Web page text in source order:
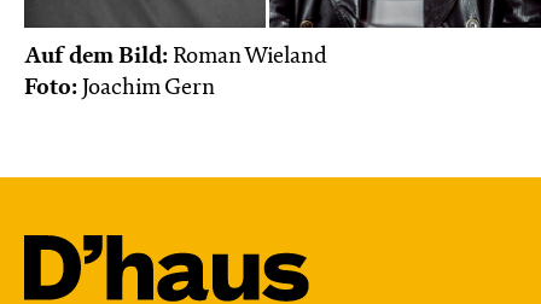
Auf dem Bild: Roman Wieland
Foto: Joachim Gern